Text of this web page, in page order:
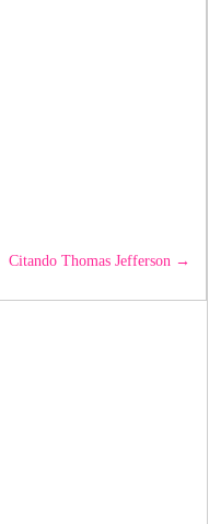
Citando Thomas Jefferson →